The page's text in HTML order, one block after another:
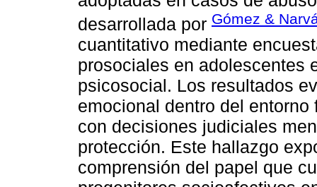
desarrollada por Gómez &
cuantitativo mediante
prosociales en adolescentes
psicosocial. Los resultados
emocional dentro del
con decisiones judiciales
protección. Este hallazgo
comprensión del papel que